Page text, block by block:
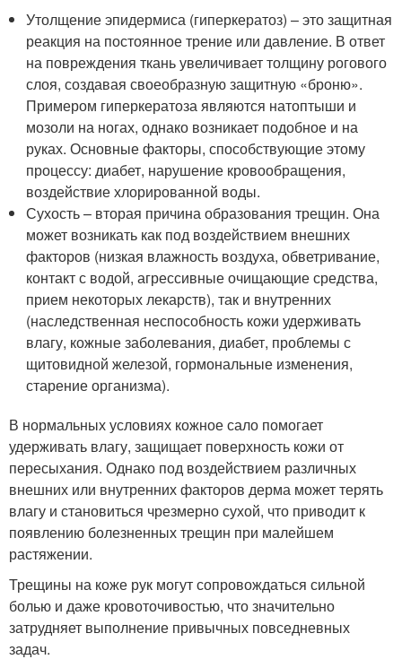
Утолщение эпидермиса (гиперкератоз) – это защитная
реакция на постоянное трение или давление. В ответ
на повреждения ткань увеличивает толщину рогового
слоя, создавая своеобразную защитную «броню».
Примером гиперкератоза являются натоптыши и
мозоли на ногах, однако возникает подобное и на
руках. Основные факторы, способствующие этому
процессу: диабет, нарушение кровообращения,
воздействие хлорированной воды.
Сухость – вторая причина образования трещин. Она
может возникать как под воздействием внешних
факторов (низкая влажность воздуха, обветривание,
контакт с водой, агрессивные очищающие средства,
прием некоторых лекарств), так и внутренних
(наследственная неспособность кожи удерживать
влагу, кожные заболевания, диабет, проблемы с
щитовидной железой, гормональные изменения,
старение организма).
В нормальных условиях кожное сало помогает
удерживать влагу, защищает поверхность кожи от
пересыхания. Однако под воздействием различных
внешних или внутренних факторов дерма может терять
влагу и становиться чрезмерно сухой, что приводит к
появлению болезненных трещин при малейшем
растяжении.
Трещины на коже рук могут сопровождаться сильной
болью и даже кровоточивостью, что значительно
затрудняет выполнение привычных повседневных
задач.